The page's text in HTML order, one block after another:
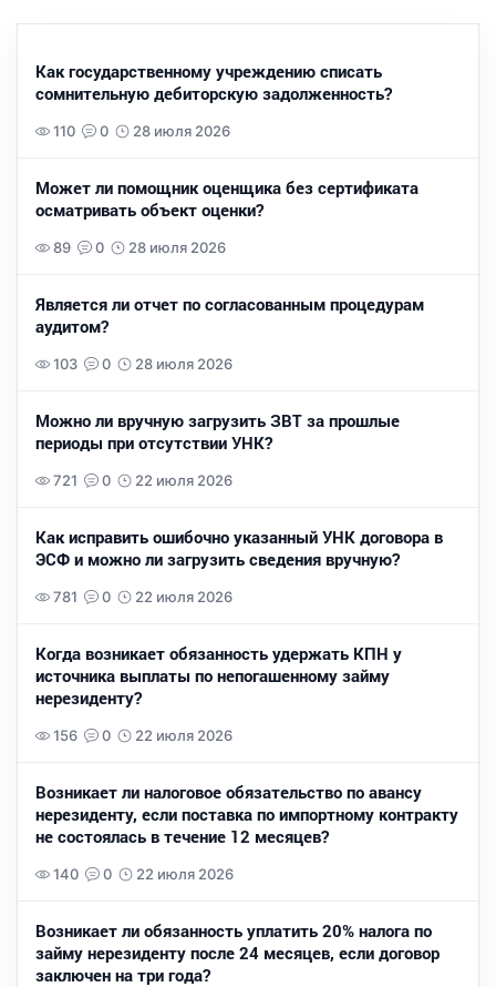
Как государственному учреждению списать
сомнительную дебиторскую задолженность?
110 0 28 июля 2026
Может ли помощник оценщика без сертификата
осматривать объект оценки?
89 0 28 июля 2026
Является ли отчет по согласованным процедурам
аудитом?
103 0 28 июля 2026
Можно ли вручную загрузить ЗВТ за прошлые
периоды при отсутствии УНК?
721 0 22 июля 2026
Как исправить ошибочно указанный УНК договора в
ЭСФ и можно ли загрузить сведения вручную?
781 0 22 июля 2026
Когда возникает обязанность удержать КПН у
источника выплаты по непогашенному займу
нерезиденту?
156 0 22 июля 2026
Возникает ли налоговое обязательство по авансу
нерезиденту, если поставка по импортному контракту
не состоялась в течение 12 месяцев?
140 0 22 июля 2026
Возникает ли обязанность уплатить 20% налога по
займу нерезиденту после 24 месяцев, если договор
заключен на три года?